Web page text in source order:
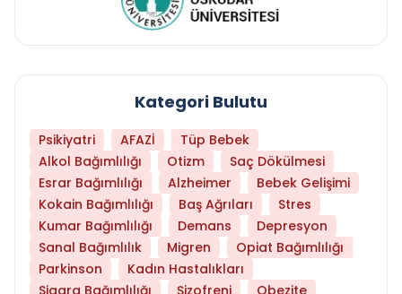
Kategori Bulutu
Psikiyatri AFAZİ
Tüp Bebek
Alkol Bağımlılığı
Otizm
Saç Dökülmesi
Esrar Bağımlılığı
Alzheimer
Bebek Gelişimi
Kokain Bağımlılığı
Baş Ağrıları
Stres
Kumar Bağımlılığı
Demans
Depresyon
Sanal Bağımlılık
Migren
Opiat Bağımlılığı
Parkinson
Kadın Hastalıkları
Sigara Bağımlılığı
Şizofreni Obezite